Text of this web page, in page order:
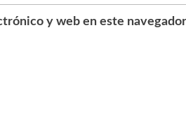
y web en este